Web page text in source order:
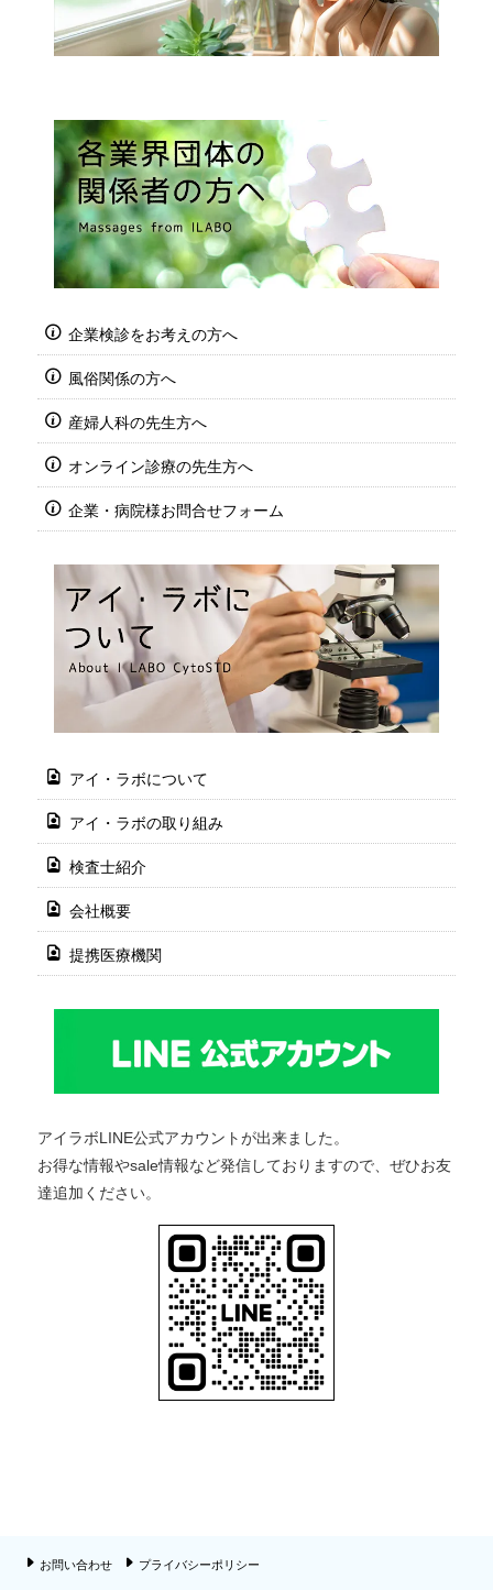
企業検診をお考えの方へ
風俗関係の方へ
産婦人科の先生方へ
オンライン診療の先生方へ
企業・病院様お問合せフォーム
アイ・ラボについて
アイ・ラボの取り組み
検査士紹介
会社概要
提携医療機関
アイラボLINE公式アカウントが出来ました。
お得な情報やsale情報など発信しておりますので、ぜひお友
達追加ください。
お問い合わせ プライバシーポリシー